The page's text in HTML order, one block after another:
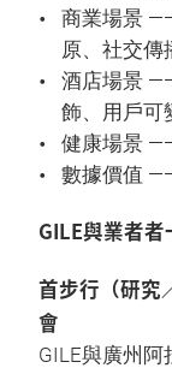
商業場景
原、社交傳
酒店場景
飾、用戶可
健康場景
數據價值
GILE與業者
首步行（研究
會
GILE與廣州阿